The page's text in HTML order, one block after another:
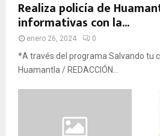
Realiza policía de
informativas con la...
enero 26, 2024 0
*A través del programa Salvando tu
Huamantla / REDACCIÓN...